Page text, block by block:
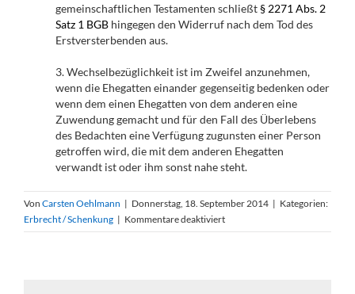
gemeinschaftlichen Testamenten schließt§ 2271 Abs. 2
Satz 1 BGB hingegen den Widerruf nach dem Tod des
Erstversterbenden aus.
3. Wechselbezüglichkeit ist im Zweifel anzunehmen,
wenn die Ehegatten einander gegenseitig bedenken oder
wenn dem einen Ehegatten von dem anderen eine
Zuwendung gemacht und für den Fall des Überlebens
des Bedachten eine Verfügung zugunsten einer Person
getroffen wird, die mit dem anderen Ehegatten
verwandt ist oder ihm sonst nahe steht.
Von Carsten Oehlmann | Donnerstag, 18. September 2014 | Kategorien:
Erbrecht / Schenkung | Kommentare deaktiviertfür
Wechselbezüglichkeit